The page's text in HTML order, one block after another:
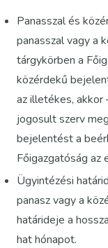
Panasszal és
panasszal vagy a
tárgykörben a
közérdekű
az illetékes, akkor
jogosult szerv
bejelentést a
Főigazgatóság az
Ügyintézési
panasz vagy a
határideje a
hat hónapot.